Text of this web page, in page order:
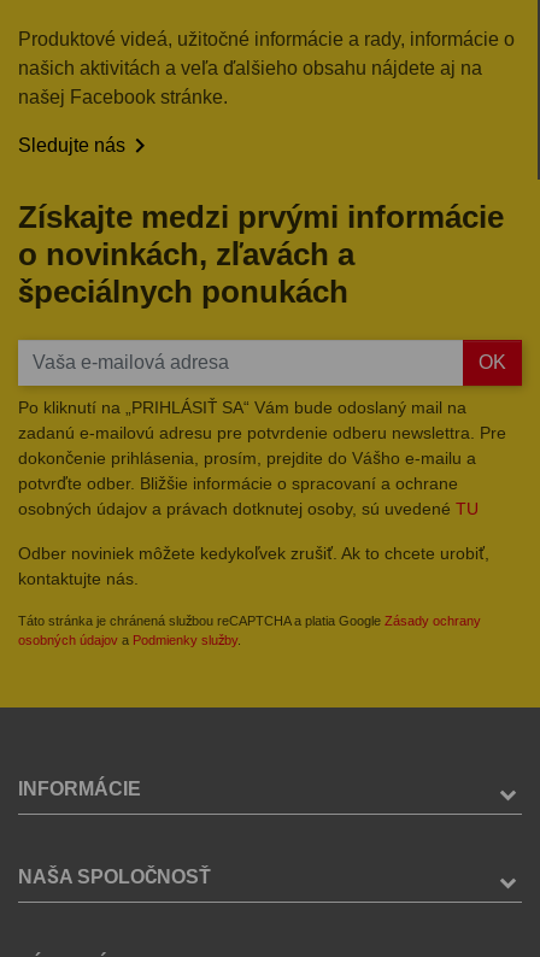
Produktové videá, užitočné informácie a rady, informácie o
našich aktivitách a veľa ďalšieho obsahu nájdete aj na
našej Facebook stránke.
Sledujte nás 
Získajte medzi prvými informácie
o novinkách, zľavách a
špeciálnych ponukách
OK
Po kliknutí na „PRIHLÁSIŤ SA“ Vám bude odoslaný mail na
zadanú e-mailovú adresu pre potvrdenie odberu newslettra. Pre
dokončenie prihlásenia, prosím, prejdite do Vášho e-mailu a
potvrďte odber. Bližšie informácie o spracovaní a ochrane
osobných údajov a právach dotknutej osoby, sú uvedené TU
Odber noviniek môžete kedykoľvek zrušiť. Ak to chcete urobiť,
kontaktujte nás.
Táto stránka je chránená službou reCAPTCHA a platia Google Zásady ochrany
osobných údajov a Podmienky služby.
INFORMÁCIE
NAŠA SPOLOČNOSŤ